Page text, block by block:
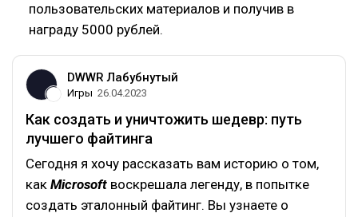
пользовательских материалов и получив в
награду 5000 рублей.
DWWR Лабубнутый
Игры 26.04.2023
Как создать и уничтожить шедевр: путь
лучшего файтинга
Сегодня я хочу рассказать вам историю о том,
как Microsoft воскрешала легенду, в попытке
создать эталонный файтинг. Вы узнаете о